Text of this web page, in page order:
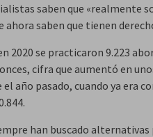
saben que «realmente
saben que tienen
2020 se practicaron 9.223
cifra que aumentó en
el año pasado, cuando ya era
han buscado